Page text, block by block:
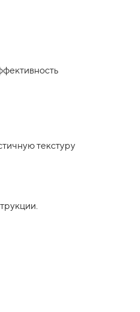
текстуру